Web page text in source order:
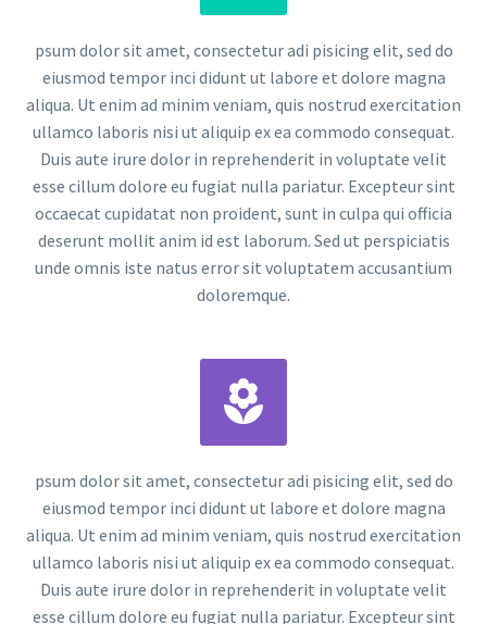
psum dolor sit amet, consectetur adi pisicing elit, sed do
eiusmod tempor inci didunt ut labore et dolore magna
aliqua. Ut enim ad minim veniam, quis nostrud exercitation
ullamco laboris nisi ut aliquip ex ea commodo consequat.
Duis aute irure dolor in reprehenderit in voluptate velit
esse cillum dolore eu fugiat nulla pariatur. Excepteur sint
occaecat cupidatat non proident, sunt in culpa qui officia
deserunt mollit anim id est laborum. Sed ut perspiciatis
unde omnis iste natus error sit voluptatem accusantium
doloremque.


psum dolor sit amet, consectetur adi pisicing elit, sed do
eiusmod tempor inci didunt ut labore et dolore magna
aliqua. Ut enim ad minim veniam, quis nostrud exercitation
ullamco laboris nisi ut aliquip ex ea commodo consequat.
Duis aute irure dolor in reprehenderit in voluptate velit
esse cillum dolore eu fugiat nulla pariatur. Excepteur sint